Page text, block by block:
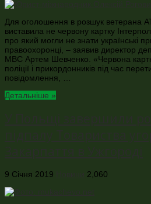
Для оголошення в розшук ветерана
виставила не червону картку
про який могли не знати українські
правоохоронці, – заявив директор
МВС Артем Шевченко. «Червона
поліції і прикордонників під час
повідомлення, …
Детальніше »
9 Січня 2019 2,060